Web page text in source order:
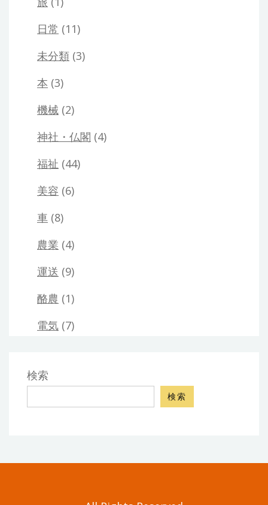
日常 (11)
未分類 (3)
本 (3)
機械 (2)
神社・仏閣 (4)
福祉 (44)
美容 (6)
車 (8)
農業 (4)
運送 (9)
酪農 (1)
電気 (7)
検索
検索